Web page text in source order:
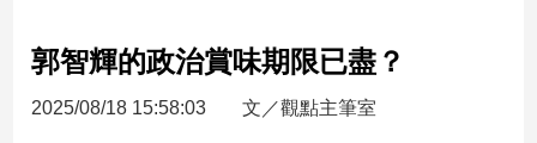
台
財
郭智輝的政治賞味期限已盡？
2025/08/18 15:58:03 文／觀點主筆室